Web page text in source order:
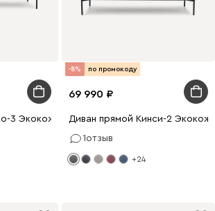
3 Экокожа Синий
-8% по промокоду
69 990
Диван прямой Кинси-2
1отзыв
+24